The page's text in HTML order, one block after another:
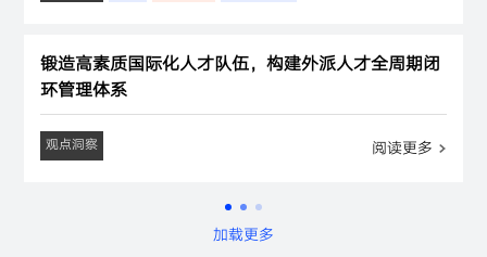
锻造高素质国际化人才队伍，构建外派人才全周期闭
环管理体系
观点洞察 阅读更多
加载更多